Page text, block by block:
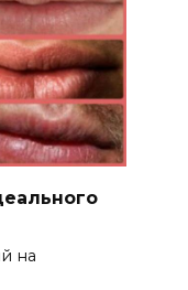
на